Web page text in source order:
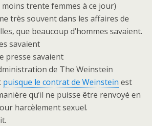
trente femmes à ce jour)
très souvent dans les affaires de
que beaucoup d’hommes savaient.
savaient
presse savaient
de The Weinstein
puisque le contrat de Weinstein est
qu’il ne puisse être renvoyé en
harcèlement sexuel.